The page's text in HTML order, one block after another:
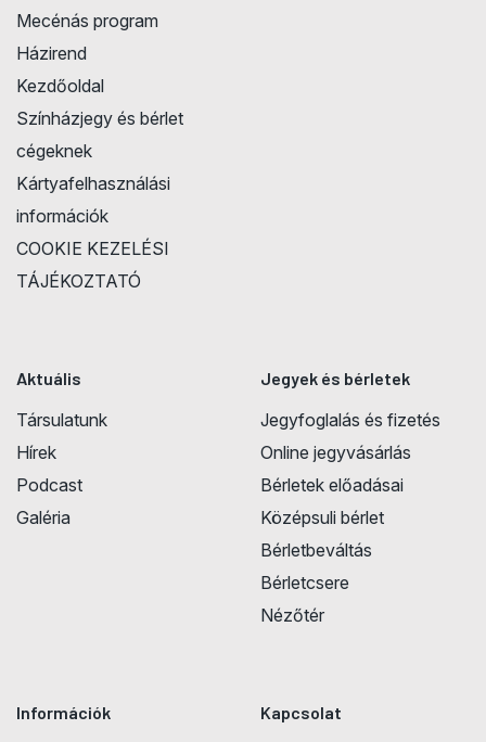
Mecénás program
Házirend
Kezdőoldal
Színházjegy és bérlet
cégeknek
Kártyafelhasználási
információk
COOKIE KEZELÉSI
TÁJÉKOZTATÓ
Aktuális
Társulatunk
Hírek
Podcast
Galéria
Jegyek és bérletek
Jegyfoglalás és fizetés
Online jegyvásárlás
Bérletek előadásai
Középsuli bérlet
Bérletbeváltás
Bérletcsere
Nézőtér
Információk Kapcsolat